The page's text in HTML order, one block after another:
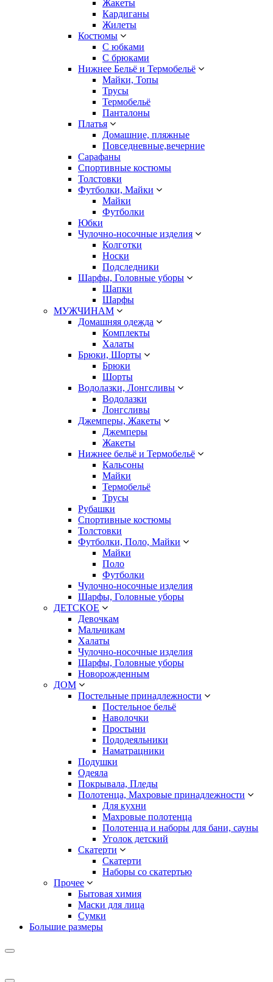
Жакеты
Кардиганы
Жилеты
Костюмы
С юбками
С брюками
Нижнее Бельё и Термобельё
Майки, Топы
Трусы
Термобельё
Панталоны
Платья
Домашние, пляжные
Повседневные,вечерние
Сарафаны
Спортивные костюмы
Толстовки
Футболки, Майки
Майки
Футболки
Юбки
Чулочно-носочные изделия
Колготки
Носки
Подследники
Шарфы, Головные уборы
Шапки
Шарфы
МУЖЧИНАМ
Домашняя одежда
Комплекты
Халаты
Брюки, Шорты
Брюки
Шорты
Водолазки, Лонгсливы
Водолазки
Лонгсливы
Джемперы, Жакеты
Джемперы
Жакеты
Нижнее бельё и Термобельё
Кальсоны
Майки
Термобельё
Трусы
Рубашки
Спортивные костюмы
Толстовки
Футболки, Поло, Майки
Майки
Поло
Футболки
Чулочно-носочные изделия
Шарфы, Головные уборы
ДЕТСКОЕ
Девочкам
Мальчикам
Халаты
Чулочно-носочные изделия
Шарфы, Головные уборы
Новорожденным
ДОМ
Постельные принадлежности
Постельное бельё
Наволочки
Простыни
Пододеяльники
Наматрацники
Подушки
Одеяла
Покрывала, Пледы
Полотенца, Махровые принадлежности
Для кухни
Махровые полотенца
Полотенца и наборы для бани, сауны
Уголок детский
Скатерти
Скатерти
Наборы со скатертью
Прочее
Бытовая химия
Маски для лица
Сумки
Большие размеры